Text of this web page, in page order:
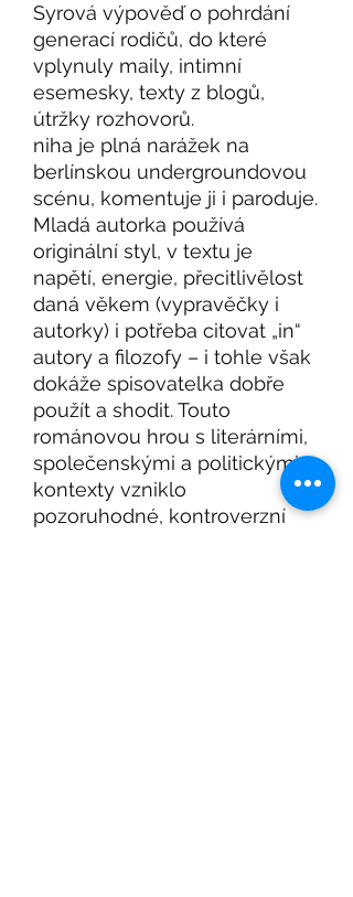
Syrová výpověď o pohrdání
generací rodičů, do které
vplynuly maily, intimní
esemesky, texty z blogů,
útržky rozhovorů.
niha je plná narážek na
berlínskou undergroundovou
scénu, komentuje ji i paroduje.
Mladá autorka používá
originální styl, v textu je
napětí, energie, přecitlivělost
daná věkem (vypravěčky i
autorky) i potřeba citovat „in“
autory a filozofy – i tohle však
dokáže spisovatelka dobře
použít a shodit. Touto
románovou hrou s literárními,
společenskými a politickými
kontexty vzniklo
pozoruhodné, kontroverzní